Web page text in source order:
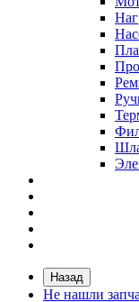
Назад
Не нашли